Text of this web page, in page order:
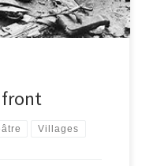
front
Villages